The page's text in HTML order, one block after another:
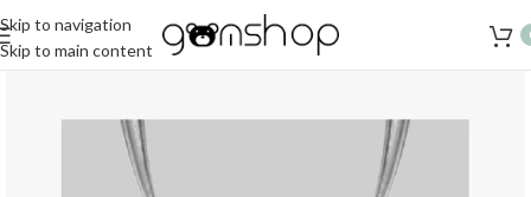
Skip to navigation
Skip to main content